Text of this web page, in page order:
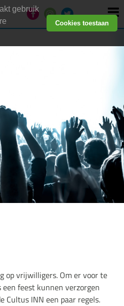
op vrijwilligers. Om er voor te
feest kunnen verzorgen
Cultus INN een paar regels.
gebruik
Cookies toestaan